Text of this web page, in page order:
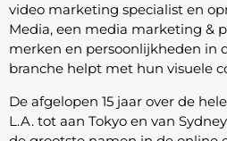
video marketing specialist en
Media, een media marketing &
merken en persoonlijkheden in
branche helpt met hun visuele
De afgelopen 15 jaar over de
L.A. tot aan Tokyo en van